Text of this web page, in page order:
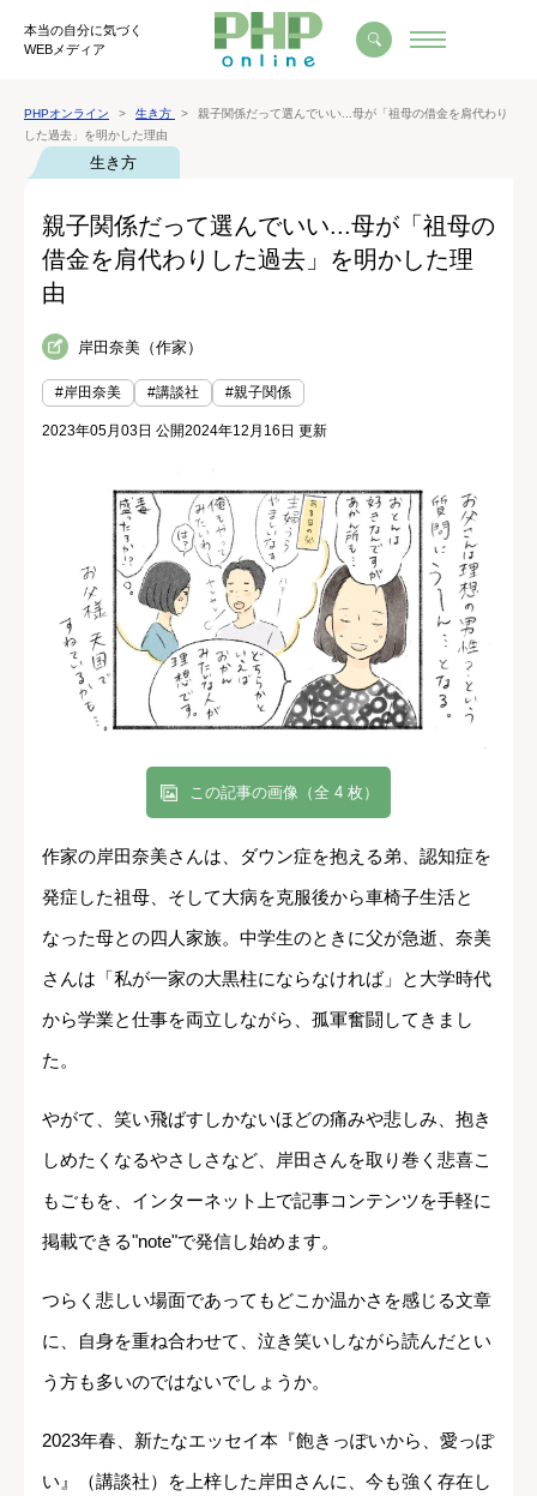
本当の自分に気づく
WEBメディア
PHPオンライン 生き方
親子関係だって選んでいい...母が「祖母の借金を肩代わり
した過去」を明かした理由
生き方
親子関係だって選んでいい...母が「祖母の
借金を肩代わりした過去」を明かした理
由
岸田奈美（作家）
#岸田奈美 #講談社 #親子関係
2023年05月03日 公開2024年12月16日 更新
この記事の画像（全 4 枚）
作家の岸田奈美さんは、ダウン症を抱える弟、認知症を
発症した祖母、そして大病を克服後から車椅子生活と
なった母との四人家族。中学生のときに父が急逝、奈美
さんは「私が一家の大黒柱にならなければ」と大学時代
から学業と仕事を両立しながら、孤軍奮闘してきまし
た。
やがて、笑い飛ばすしかないほどの痛みや悲しみ、抱き
しめたくなるやさしさなど、岸田さんを取り巻く悲喜こ
もごもを、インターネット上で記事コンテンツを手軽に
掲載できる"note"で発信し始めます。
つらく悲しい場面であってもどこか温かさを感じる文章
に、自身を重ね合わせて、泣き笑いしながら読んだとい
う方も多いのではないでしょうか。
2023年春、新たなエッセイ本『飽きっぽいから、愛っぽ
い』（講談社）を上梓した岸田さんに、今も強く存在し